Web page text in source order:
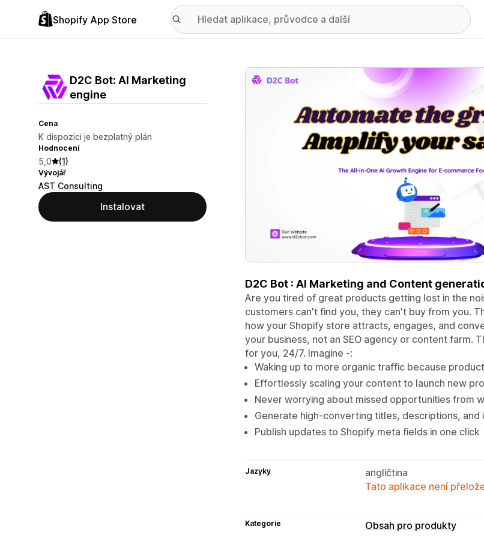
Shopify App Store
D2C Bot: AI Marketing
engine
Cena
K dispozici je bezplatný plán
Hodnocení
5,0 (1)
Vývojář
AST Consulting
Instalovat
Galerie propagovaných obrázků
D2C Bot : AI Marketing and Content
Are you tired of great products getting lost in the
customers can't find you, they can't buy from you.
how your Shopify store attracts, engages, and
your business, not an SEO agency or content farm.
for you, 24/7. Imagine -:
Waking up to more organic traffic because
Effortlessly scaling your content to launch new
Never worrying about missed opportunities from
Generate high-converting titles, descriptions, and
Publish updates to Shopify meta fields in one click
Jazyky
angličtina
Tato aplikace není
Kategorie Obsah pro produkty